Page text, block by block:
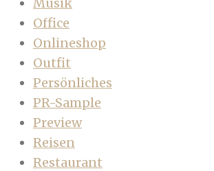
Office
Onlineshop
Outfit
Persönliches
PR-Sample
Preview
Reisen
Restaurant